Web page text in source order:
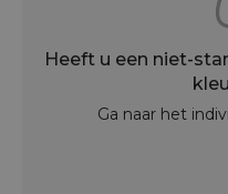
Heeft u een niet-
Ga naar het